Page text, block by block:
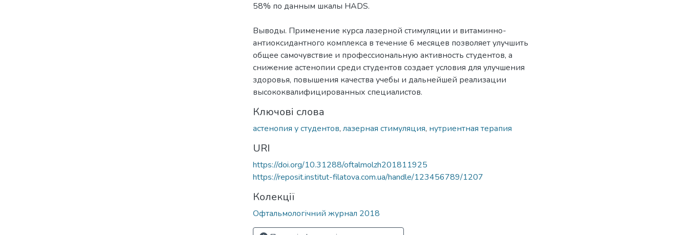
58% по данным шкалы HADS.
Выводы. Применение курса лазерной стимуляции и витаминно-
антиоксидантного комплекса в течение 6 месяцев позволяет улучшить
общее самочувствие и профессиональную активность студентов, а
снижение астенопии среди студентов создает условия для улучшения
здоровья, повышения качества учебы и дальнейшей реализации
высококвалифицированных специалистов.
Ключові слова
астенопия у студентов, лазерная стимуляция, нутриентная терапия
URI
https://doi.org/10.31288/oftalmolzh201811925
https://reposit.institut-filatova.com.ua/handle/123456789/1207
Колекції
Офтальмологічний журнал 2018